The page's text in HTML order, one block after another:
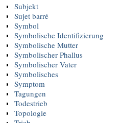
Subjekt
Sujet barré
Symbol
Symbolische Identifizierung
Symbolische Mutter
Symbolischer Phallus
Symbolischer Vater
Symbolisches
Symptom
Tagungen
Todestrieb
Topologie